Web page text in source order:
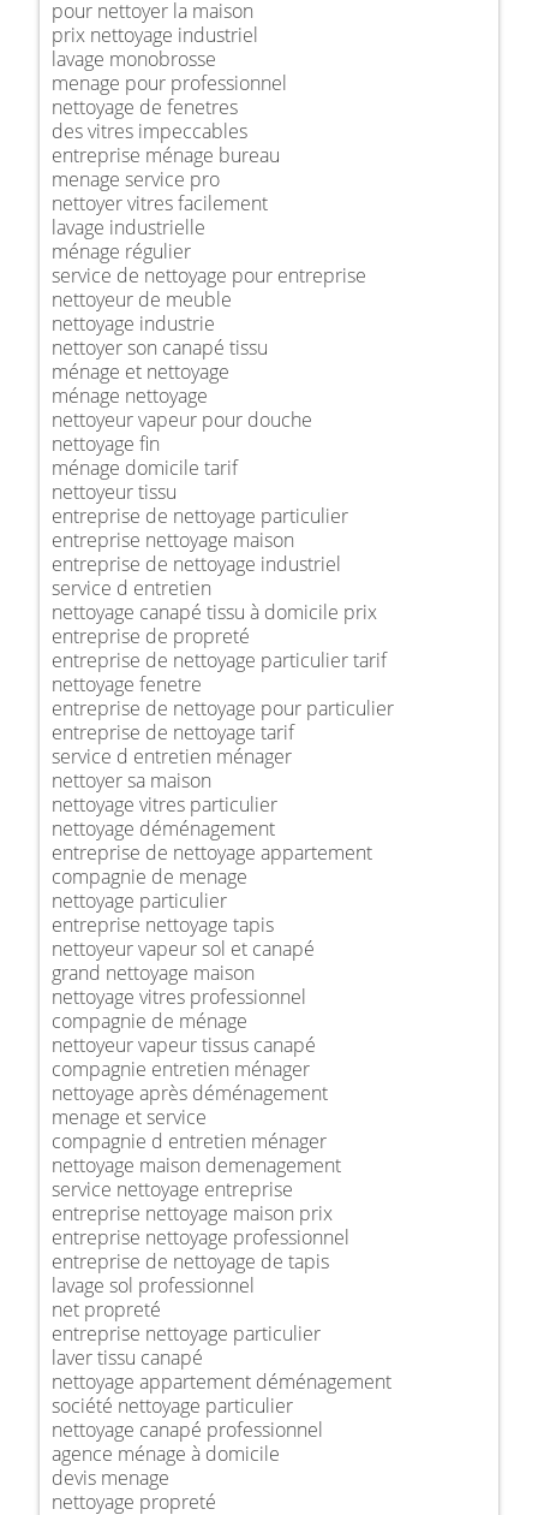
pour nettoyer la maison
prix nettoyage industriel
lavage monobrosse
menage pour professionnel
nettoyage de fenetres
des vitres impeccables
entreprise ménage bureau
menage service pro
nettoyer vitres facilement
lavage industrielle
ménage régulier
service de nettoyage pour entreprise
nettoyeur de meuble
nettoyage industrie
nettoyer son canapé tissu
ménage et nettoyage
ménage nettoyage
nettoyeur vapeur pour douche
nettoyage fin
ménage domicile tarif
nettoyeur tissu
entreprise de nettoyage particulier
entreprise nettoyage maison
entreprise de nettoyage industriel
service d entretien
nettoyage canapé tissu à domicile prix
entreprise de propreté
entreprise de nettoyage particulier tarif
nettoyage fenetre
entreprise de nettoyage pour particulier
entreprise de nettoyage tarif
service d entretien ménager
nettoyer sa maison
nettoyage vitres particulier
nettoyage déménagement
entreprise de nettoyage appartement
compagnie de menage
nettoyage particulier
entreprise nettoyage tapis
nettoyeur vapeur sol et canapé
grand nettoyage maison
nettoyage vitres professionnel
compagnie de ménage
nettoyeur vapeur tissus canapé
compagnie entretien ménager
nettoyage après déménagement
menage et service
compagnie d entretien ménager
nettoyage maison demenagement
service nettoyage entreprise
entreprise nettoyage maison prix
entreprise nettoyage professionnel
entreprise de nettoyage de tapis
lavage sol professionnel
net propreté
entreprise nettoyage particulier
laver tissu canapé
nettoyage appartement déménagement
société nettoyage particulier
nettoyage canapé professionnel
agence ménage à domicile
devis menage
nettoyage propreté